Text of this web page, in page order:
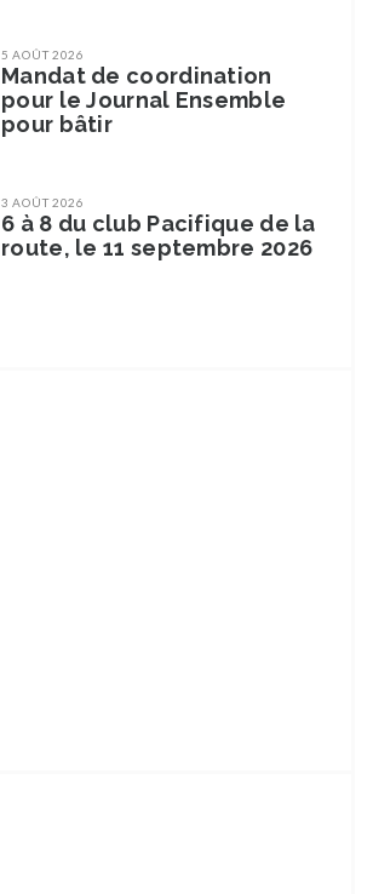
5 AOÛT 2026
Mandat de coordination
pour le Journal Ensemble
pour bâtir
3 AOÛT 2026
6 à 8 du club Pacifique de la
route, le 11 septembre 2026